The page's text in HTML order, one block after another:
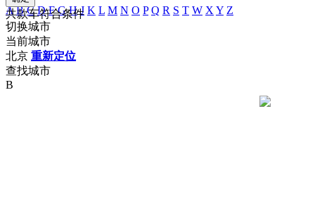
共款车符合条件
A B C D F G H J K L M N O P Q R S T W X Y Z
切换城市
当前城市
北京 重新定位
查找城市
B